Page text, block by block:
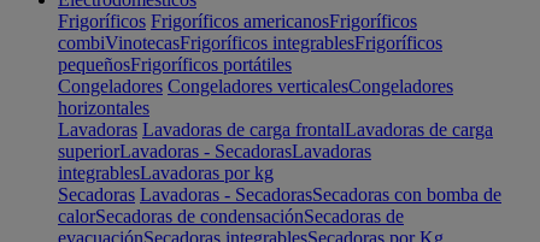
Frigoríficos Frigoríficos americanosFrigoríficos
combiVinotecasFrigoríficos integrablesFrigoríficos
pequeñosFrigoríficos portátiles
Congeladores Congeladores verticalesCongeladores
horizontales
Lavadoras Lavadoras de carga frontalLavadoras de carga
superiorLavadoras - SecadorasLavadoras
integrablesLavadoras por kg
Secadoras Lavadoras - SecadorasSecadoras con bomba de
calorSecadoras de condensaciónSecadoras de
evacuaciónSecadoras integrablesSecadoras por Kg